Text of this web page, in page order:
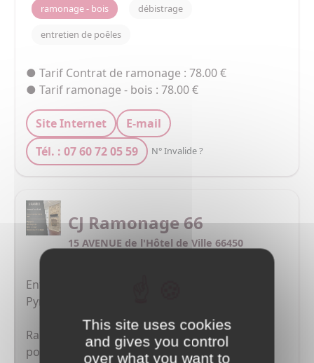
Zone d’intervention : Conflent et Pyrénées-
Orientales (66).
ramonage - bois débistrage
entretien de poêles
● Tarif Contrat de ramonage : 78.00 €
● Tarif ramonage - bois : 78.00 €
Site Internet
E-mail
Tél. : 07 60 72 05 59
N° Invalide ?
CJ Ramonage 66
15 AVENUE de l'Hôtel de Ville 66450
Entreprise de ramonage basée dans les
Pyrénées Orientales.
Ramonage sur tout types d'installations, du
poêle à bois/granule, insert et foyer ouvert.
This site uses cookies
and gives you control
over what you want to